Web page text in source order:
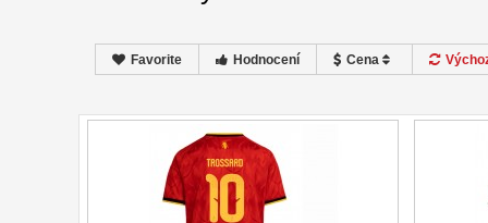
Favorite Hodnocení Cena